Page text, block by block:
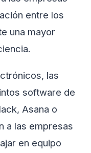
entre los
una mayor
las
software de
Asana o
a las empresas
en equipo